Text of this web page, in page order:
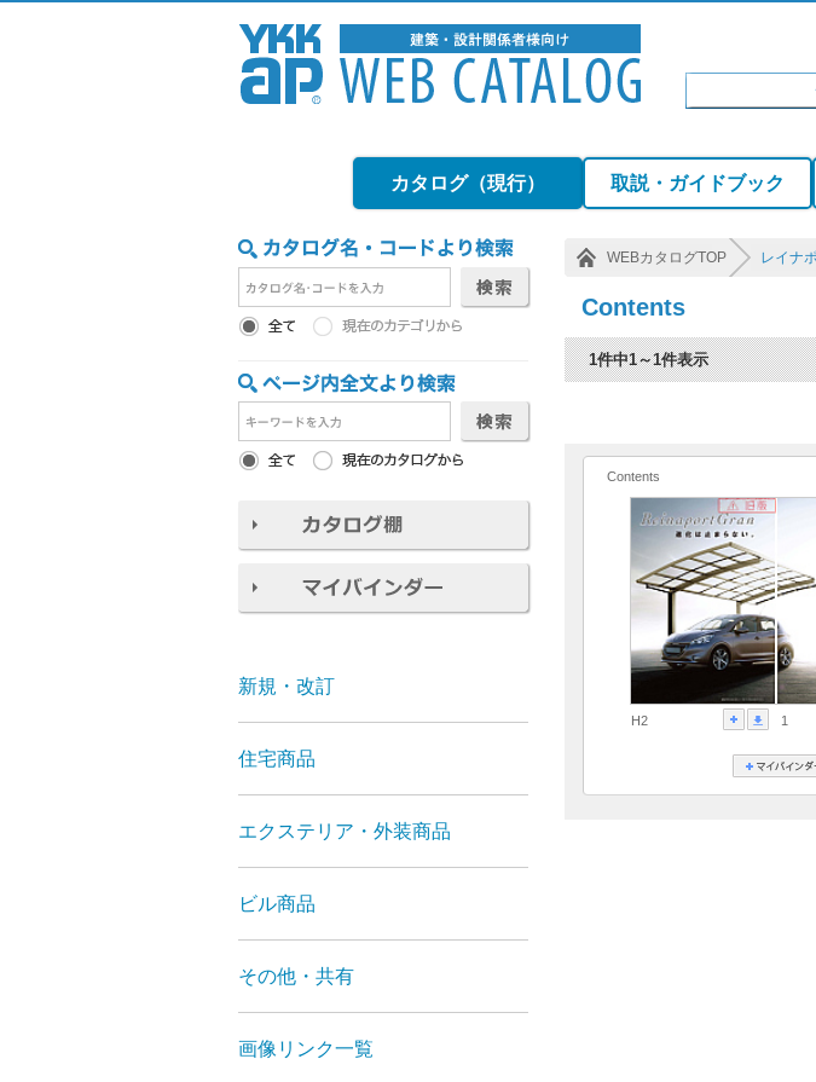
カタログ（現行） 取説・ガイドブック
WEBカタログTOP レイナ
Contents
1件中1～1件表示
Contents
H2 1
新規・改訂
住宅商品
エクステリア・外装商品
ビル商品
その他・共有
画像リンク一覧